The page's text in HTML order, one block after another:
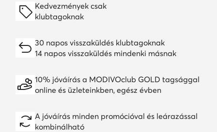
Kedvezmények csak
klubtagoknak
30 napos visszaküldés klubtagoknak
14 napos visszaküldés mindenki másnak
10% jóváírás a MODIVOclub GOLD tagsággal
online és üzleteinkben, egész évben
A jóváírás minden promócióval és leárazással
kombinálható